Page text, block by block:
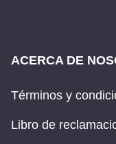
ACERCA DE
Términos y
Libro de